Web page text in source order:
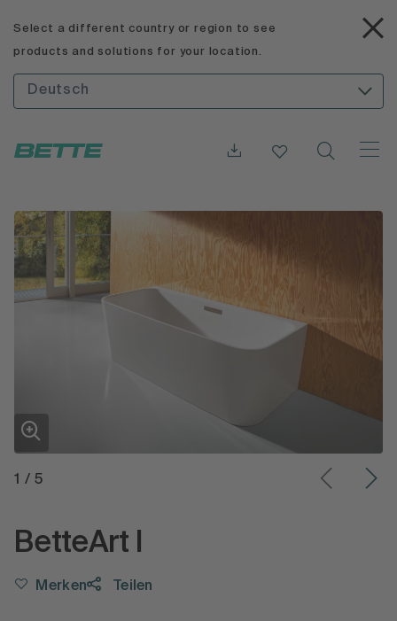
Select a different country or region to see
products and solutions for your location.
Deutsch
1 /5
BetteArt I
Merken Teilen